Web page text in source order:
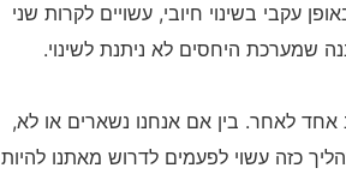
עקבי בשינוי חיובי, עשויים לקרות שני
שמערכת היחסים לא ניתנת לשינוי.
לאחר. בין אם אנחנו נשארים או לא,
כזה עשוי לפעמים לדרוש מאתנו להיות